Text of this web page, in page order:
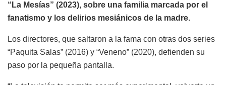
“La Mesías” (2023), sobre una familia marcada por el
fanatismo y los delirios mesiánicos de la madre.
Los directores, que saltaron a la fama con otras dos series
“Paquita Salas” (2016) y “Veneno” (2020), defienden su
paso por la pequeña pantalla.